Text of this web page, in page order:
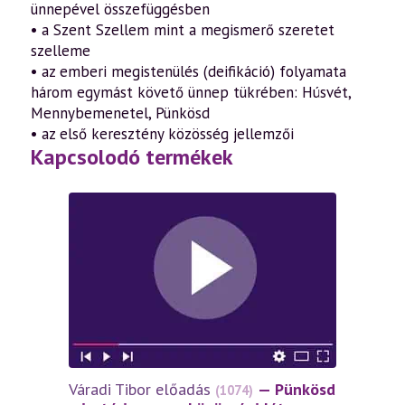
ünnepével összefüggésben
• a Szent Szellem mint a megismerő szeretet
szelleme
• az emberi megistenülés (deifikáció) folyamata
három egymást követő ünnep tükrében: Húsvét,
Mennybemenetel, Pünkösd
• az első keresztény közösség jellemzői
Kapcsolodó termékek
Váradi Tibor előadás (1074) — Pünkösd